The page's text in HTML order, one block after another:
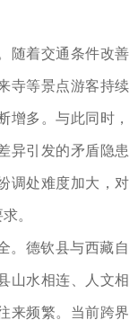
随着交通条件改善
寺等景点游客持续
增多。与此同时，
异引发的矛盾隐患
调处难度加大，对
。
。德钦县与西藏自
山水相连、人文相
来频繁。当前跨界